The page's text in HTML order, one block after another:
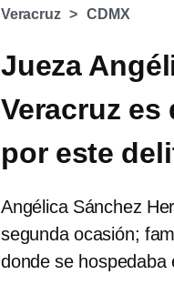
Veracruz CDMX
Jueza
Veracruz
por este
Angélica Sánchez
segunda ocasión;
donde se hospedaba